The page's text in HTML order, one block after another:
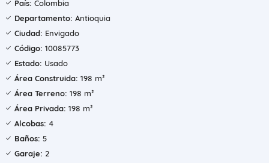
País: Colombia
Departamento: Antioquia
Ciudad: Envigado
Código: 10085773
Estado: Usado
Área Construida: 198 m²
Área Terreno: 198 m²
Área Privada: 198 m²
Alcobas: 4
Baños: 5
Garaje: 2